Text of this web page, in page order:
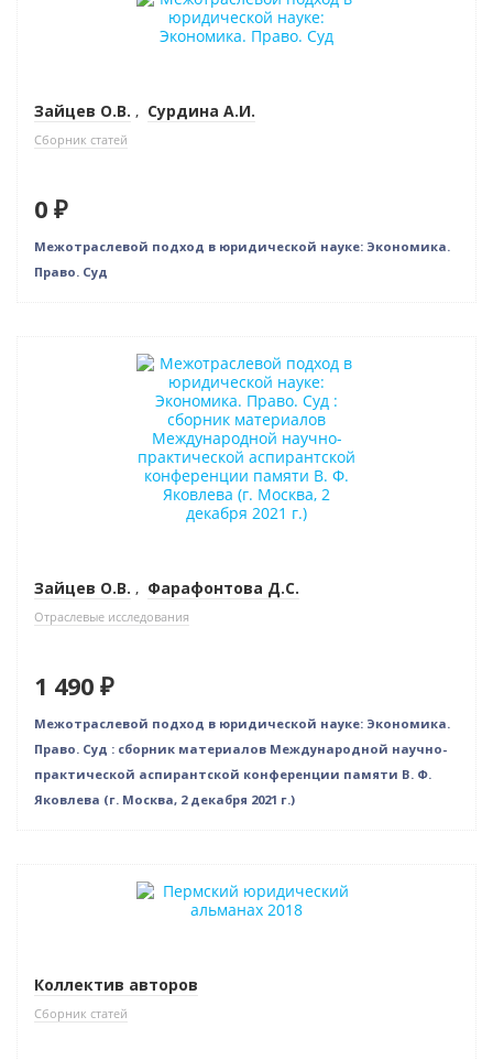
Зайцев О.В. , Сурдина А.И.
Сборник статей
0 ₽
Межотраслевой подход в юридической науке: Экономика.
Право. Суд
Зайцев О.В. , Фарафонтова Д.С.
Отраслевые исследования
1 490 ₽
Межотраслевой подход в юридической науке: Экономика.
Право. Суд : сборник материалов Международной научно-
практической аспирантской конференции памяти В. Ф.
Яковлева (г. Москва, 2 декабря 2021 г.)
Коллектив авторов
Сборник статей